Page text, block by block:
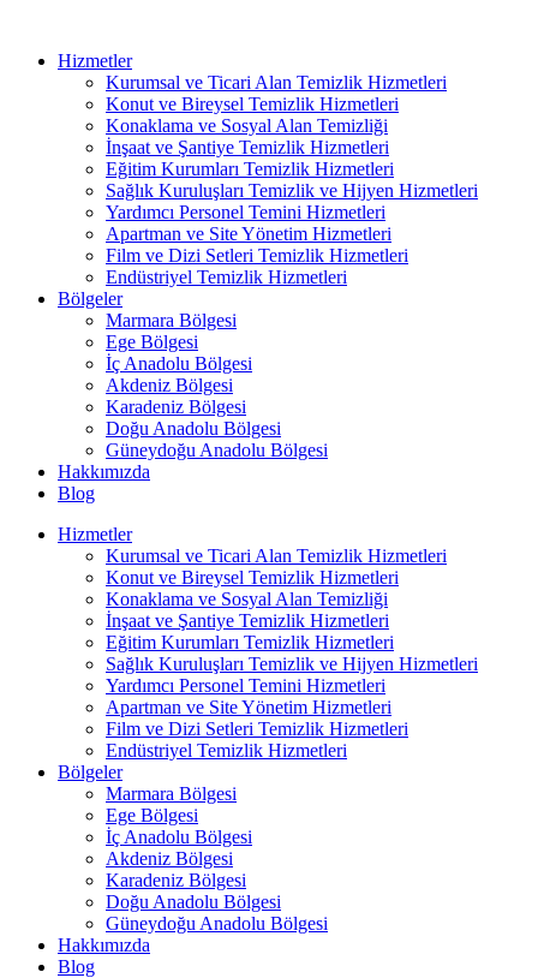
Hizmetler
Kurumsal ve Ticari Alan Temizlik Hizmetleri
Konut ve Bireysel Temizlik Hizmetleri
Konaklama ve Sosyal Alan Temizliği
İnşaat ve Şantiye Temizlik Hizmetleri
Eğitim Kurumları Temizlik Hizmetleri
Sağlık Kuruluşları Temizlik ve Hijyen Hizmetleri
Yardımcı Personel Temini Hizmetleri
Apartman ve Site Yönetim Hizmetleri
Film ve Dizi Setleri Temizlik Hizmetleri
Endüstriyel Temizlik Hizmetleri
Bölgeler
Marmara Bölgesi
Ege Bölgesi
İç Anadolu Bölgesi
Akdeniz Bölgesi
Karadeniz Bölgesi
Doğu Anadolu Bölgesi
Güneydoğu Anadolu Bölgesi
Hakkımızda
Blog
Hizmetler
Kurumsal ve Ticari Alan Temizlik Hizmetleri
Konut ve Bireysel Temizlik Hizmetleri
Konaklama ve Sosyal Alan Temizliği
İnşaat ve Şantiye Temizlik Hizmetleri
Eğitim Kurumları Temizlik Hizmetleri
Sağlık Kuruluşları Temizlik ve Hijyen Hizmetleri
Yardımcı Personel Temini Hizmetleri
Apartman ve Site Yönetim Hizmetleri
Film ve Dizi Setleri Temizlik Hizmetleri
Endüstriyel Temizlik Hizmetleri
Bölgeler
Marmara Bölgesi
Ege Bölgesi
İç Anadolu Bölgesi
Akdeniz Bölgesi
Karadeniz Bölgesi
Doğu Anadolu Bölgesi
Güneydoğu Anadolu Bölgesi
Hakkımızda
Blog